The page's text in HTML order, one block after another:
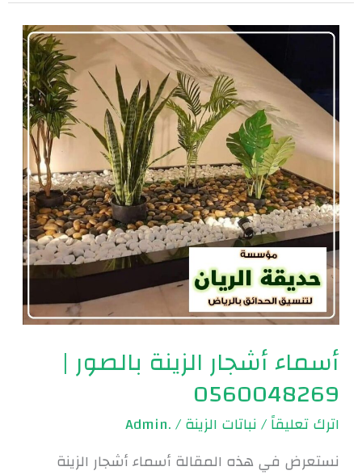
أسماء أشجار الزينة بالصور |
0560048269
اترك تعليقاً/نباتات الزينة/
.Admin
نستعرض في هذه المقالة أسماء أشجار الزينة
أسماء
الزينة
بالصور
|
0560048269